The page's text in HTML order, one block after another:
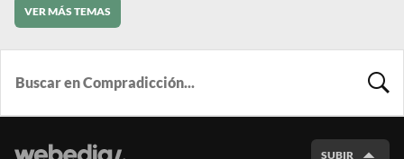
VER MÁS TEMAS
SUBIR